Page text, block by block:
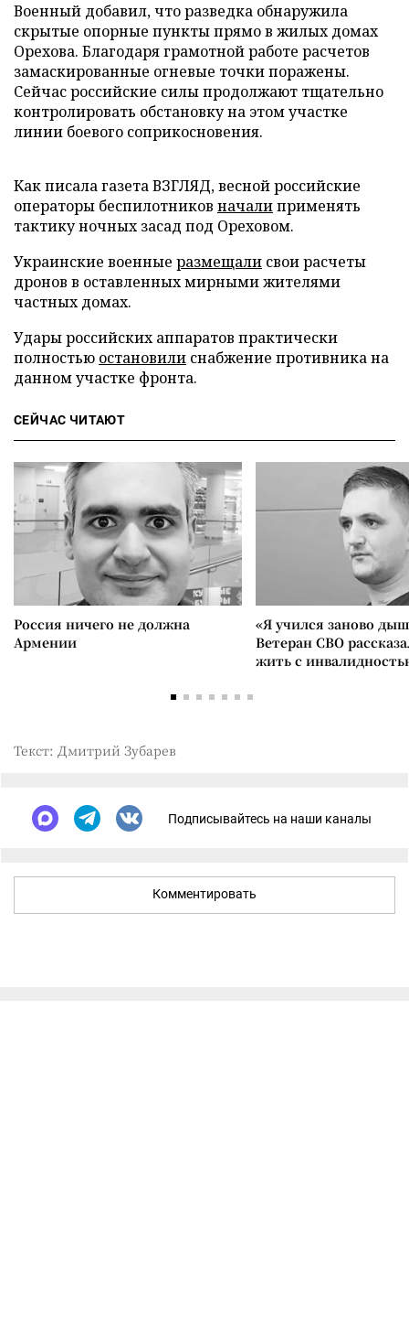
Военный добавил, что разведка обнаружила
скрытые опорные пункты прямо в жилых домах
Орехова. Благодаря грамотной работе расчетов
замаскированные огневые точки поражены.
Сейчас российские силы продолжают тщательно
контролировать обстановку на этом участке
линии боевого соприкосновения.
Как писала газета ВЗГЛЯД, весной российские
операторы беспилотников началиприменять
тактику ночных засад под Ореховом.
Украинские военные размещали свои расчеты
дронов в оставленных мирными жителями
частных домах.
Удары российских аппаратов практически
полностью остановили снабжение противника на
данном участке фронта.
СЕЙЧАС ЧИТАЮТ
Россия ничего не должна
Армении
«Я учился заново
Ветеран СВО
жить с
Текст: Дмитрий Зубарев
Подписывайтесь на наши каналы
Комментировать